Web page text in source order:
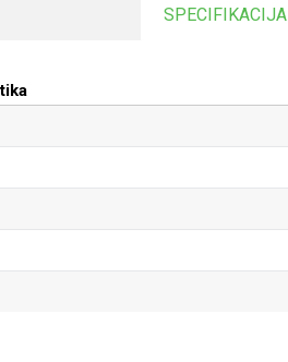
SPECIFIKACIJA